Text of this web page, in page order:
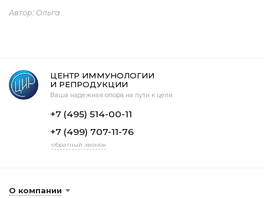
Автор: Ольга
ЦЕНТР ИММУНОЛОГИИ
И РЕПРОДУКЦИИ
Ваша надежная опора на пути к цели
+7 (495) 514-00-11
+7 (499) 707-11-76
обратный звонок
О компании